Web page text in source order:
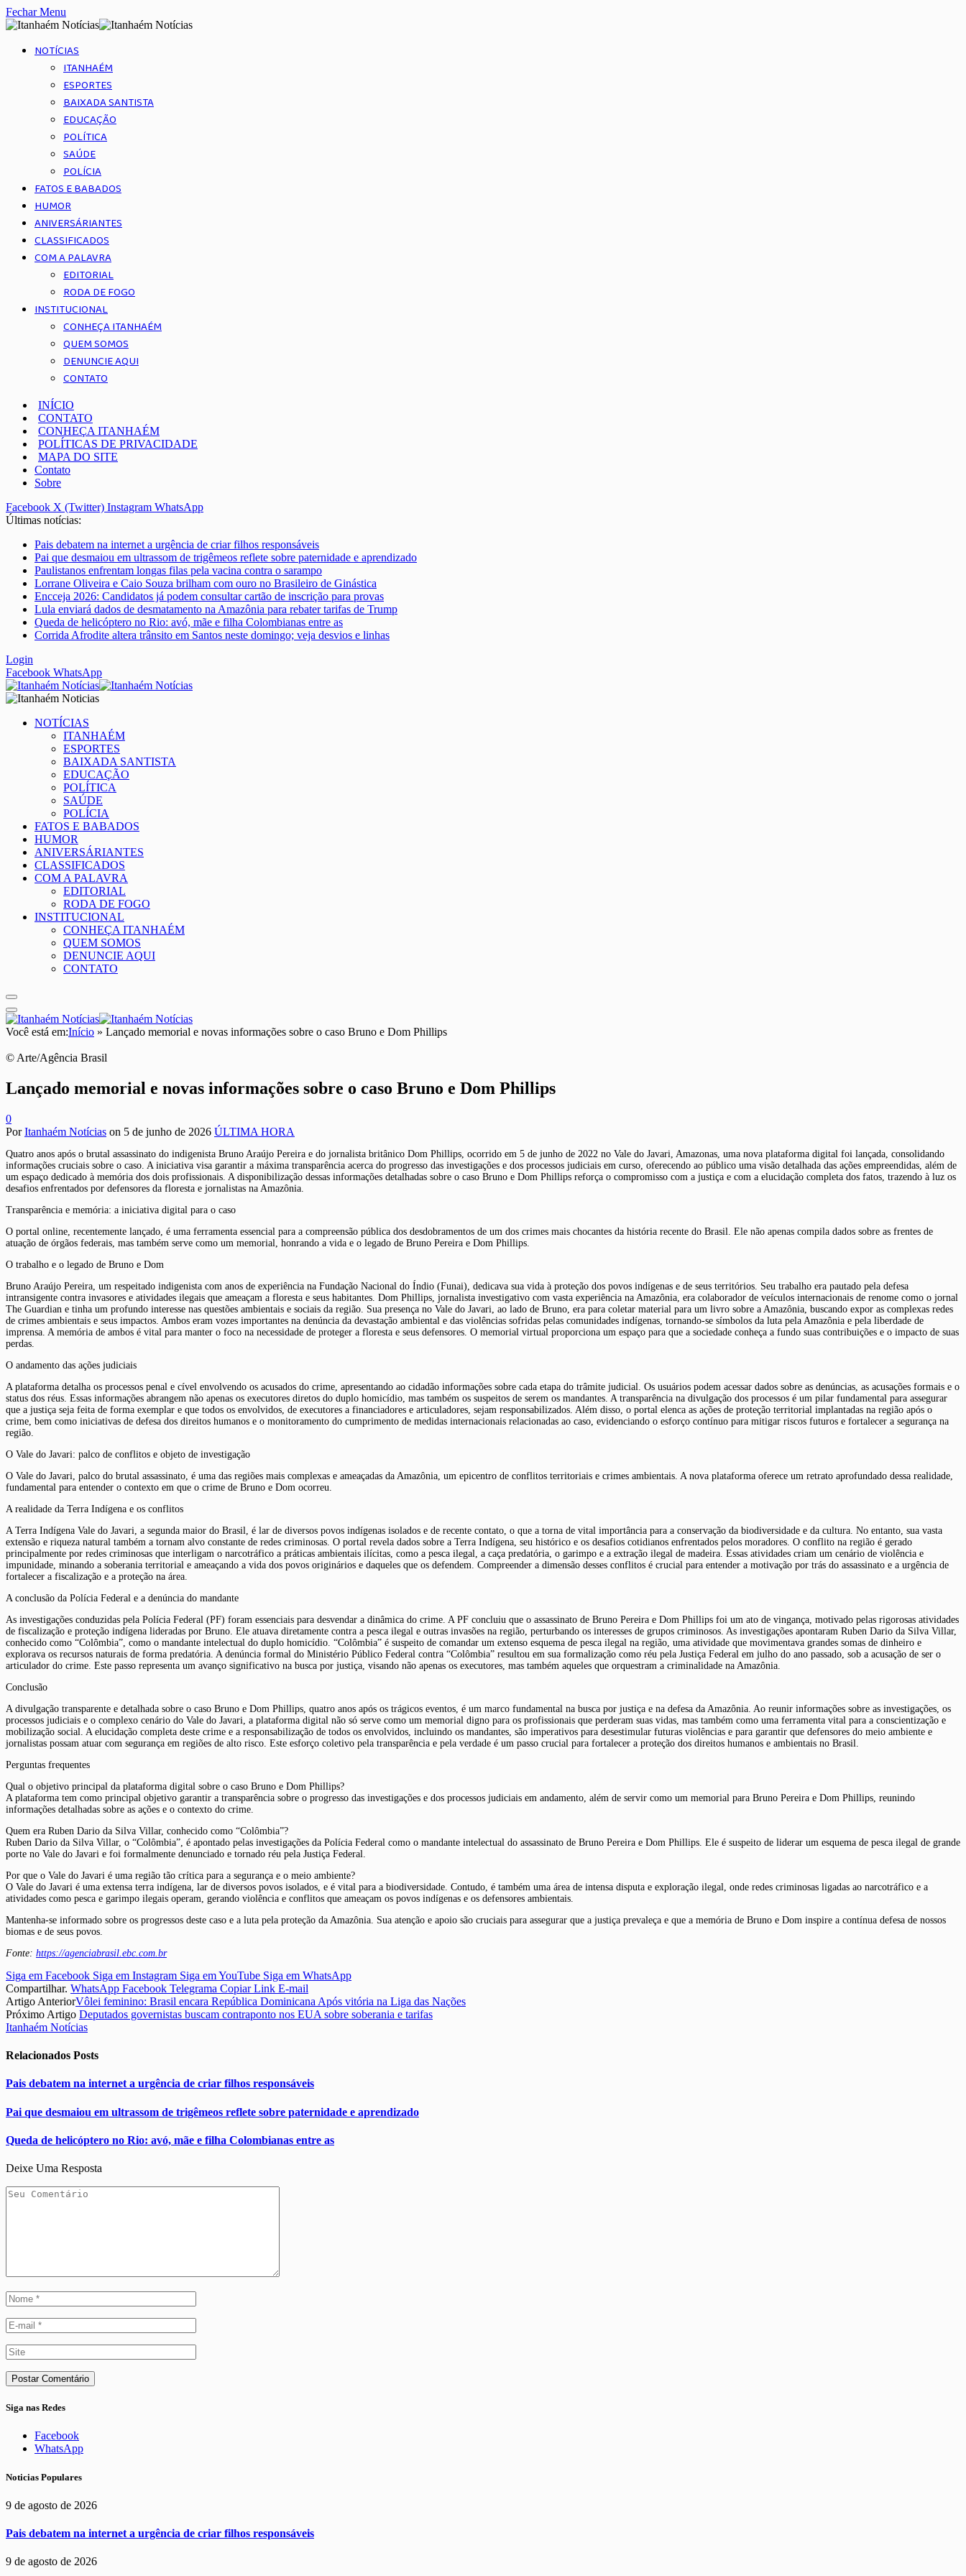
Fechar Menu
NOTÍCIAS
ITANHAÉM
ESPORTES
BAIXADA SANTISTA
EDUCAÇÃO
POLÍTICA
SAÚDE
POLÍCIA
FATOS E BABADOS
HUMOR
ANIVERSÁRIANTES
CLASSIFICADOS
COM A PALAVRA
EDITORIAL
RODA DE FOGO
INSTITUCIONAL
CONHEÇA ITANHAÉM
QUEM SOMOS
DENUNCIE AQUI
CONTATO
INÍCIO
CONTATO
CONHEÇA ITANHAÉM
POLÍTICAS DE PRIVACIDADE
MAPA DO SITE
Contato
Sobre
Facebook X (Twitter) Instagram WhatsApp
Últimas notícias:
Pais debatem na internet a urgência de criar filhos responsáveis
Pai que desmaiou em ultrassom de trigêmeos reflete sobre paternidade e aprendizado
Paulistanos enfrentam longas filas pela vacina contra o sarampo
Lorrane Oliveira e Caio Souza brilham com ouro no Brasileiro de Ginástica
Encceja 2026: Candidatos já podem consultar cartão de inscrição para provas
Lula enviará dados de desmatamento na Amazônia para rebater tarifas de Trump
Queda de helicóptero no Rio: avó, mãe e filha Colombianas entre as
Corrida Afrodite altera trânsito em Santos neste domingo; veja desvios e linhas
Login
Facebook WhatsApp
NOTÍCIAS
ITANHAÉM
ESPORTES
BAIXADA SANTISTA
EDUCAÇÃO
POLÍTICA
SAÚDE
POLÍCIA
FATOS E BABADOS
HUMOR
ANIVERSÁRIANTES
CLASSIFICADOS
COM A PALAVRA
EDITORIAL
RODA DE FOGO
INSTITUCIONAL
CONHEÇA ITANHAÉM
QUEM SOMOS
DENUNCIE AQUI
CONTATO
Você está em:Início » Lançado memorial e novas informações sobre o caso Bruno e Dom Phillips
© Arte/Agência Brasil
Lançado memorial e novas informações sobre o caso Bruno e Dom Phillips
0
PorItanhaém Notícias on 5 de junho de 2026 ÚLTIMA HORA
Quatro anos após o brutal assassinato do indigenista Bruno Araújo Pereira e do jornalista britânico Dom Phillips, ocorrido em 5 de junho de 2022 no Vale do Javari, Amazonas, uma nova plataforma digital foi lançada, consolidando
informações cruciais sobre o caso. A iniciativa visa garantir a máxima transparência acerca do progresso das investigações e dos processos judiciais em curso, oferecendo ao público uma visão detalhada das ações empreendidas, além de
um espaço dedicado à memória dos dois profissionais. A disponibilização dessas informações detalhadas sobre o caso Bruno e Dom Phillips reforça o compromisso com a justiça e com a elucidação completa dos fatos, trazendo à luz os
desafios enfrentados por defensores da floresta e jornalistas na Amazônia.
Transparência e memória: a iniciativa digital para o caso
O portal online, recentemente lançado, é uma ferramenta essencial para a compreensão pública dos desdobramentos de um dos crimes mais chocantes da história recente do Brasil. Ele não apenas compila dados sobre as frentes de
atuação de órgãos federais, mas também serve como um memorial, honrando a vida e o legado de Bruno Pereira e Dom Phillips.
O trabalho e o legado de Bruno e Dom
Bruno Araújo Pereira, um respeitado indigenista com anos de experiência na Fundação Nacional do Índio (Funai), dedicava sua vida à proteção dos povos indígenas e de seus territórios. Seu trabalho era pautado pela defesa
intransigente contra invasores e atividades ilegais que ameaçam a floresta e seus habitantes. Dom Phillips, jornalista investigativo com vasta experiência na Amazônia, era colaborador de veículos internacionais de renome como o jornal
The Guardian e tinha um profundo interesse nas questões ambientais e sociais da região. Sua presença no Vale do Javari, ao lado de Bruno, era para coletar material para um livro sobre a Amazônia, buscando expor as complexas redes
de crimes ambientais e seus impactos. Ambos eram vozes importantes na denúncia da devastação ambiental e das violências sofridas pelas comunidades indígenas, tornando-se símbolos da luta pela Amazônia e pela liberdade de
imprensa. A memória de ambos é vital para manter o foco na necessidade de proteger a floresta e seus defensores. O memorial virtual proporciona um espaço para que a sociedade conheça a fundo suas contribuições e o impacto de suas
perdas.
O andamento das ações judiciais
A plataforma detalha os processos penal e cível envolvendo os acusados do crime, apresentando ao cidadão informações sobre cada etapa do trâmite judicial. Os usuários podem acessar dados sobre as denúncias, as acusações formais e o
status dos réus. Essas informações abrangem não apenas os executores diretos do duplo homicídio, mas também os suspeitos de serem os mandantes. A transparência na divulgação dos processos é um pilar fundamental para assegurar
que a justiça seja feita de forma exemplar e que todos os envolvidos, de executores a financiadores e articuladores, sejam responsabilizados. Além disso, o portal elenca as ações de proteção territorial implantadas na região após o
crime, bem como iniciativas de defesa dos direitos humanos e o monitoramento do cumprimento de medidas internacionais relacionadas ao caso, evidenciando o esforço contínuo para mitigar riscos futuros e fortalecer a segurança na
região.
O Vale do Javari: palco de conflitos e objeto de investigação
O Vale do Javari, palco do brutal assassinato, é uma das regiões mais complexas e ameaçadas da Amazônia, um epicentro de conflitos territoriais e crimes ambientais. A nova plataforma oferece um retrato aprofundado dessa realidade,
fundamental para entender o contexto em que o crime de Bruno e Dom ocorreu.
A realidade da Terra Indígena e os conflitos
A Terra Indígena Vale do Javari, a segunda maior do Brasil, é lar de diversos povos indígenas isolados e de recente contato, o que a torna de vital importância para a conservação da biodiversidade e da cultura. No entanto, sua vasta
extensão e riqueza natural também a tornam alvo constante de redes criminosas. O portal revela dados sobre a Terra Indígena, seu histórico e os desafios cotidianos enfrentados pelos moradores. O conflito na região é gerado
principalmente por redes criminosas que interligam o narcotráfico a práticas ambientais ilícitas, como a pesca ilegal, a caça predatória, o garimpo e a extração ilegal de madeira. Essas atividades criam um cenário de violência e
impunidade, minando a soberania territorial e ameaçando a vida dos povos originários e daqueles que os defendem. Compreender a dimensão desses conflitos é crucial para entender a motivação por trás do assassinato e a urgência de
fortalecer a fiscalização e a proteção na área.
A conclusão da Polícia Federal e a denúncia do mandante
As investigações conduzidas pela Polícia Federal (PF) foram essenciais para desvendar a dinâmica do crime. A PF concluiu que o assassinato de Bruno Pereira e Dom Phillips foi um ato de vingança, motivado pelas rigorosas atividades
de fiscalização e proteção indígena lideradas por Bruno. Ele atuava diretamente contra a pesca ilegal e outras invasões na região, perturbando os interesses de grupos criminosos. As investigações apontaram Ruben Dario da Silva Villar,
conhecido como “Colômbia”, como o mandante intelectual do duplo homicídio. “Colômbia” é suspeito de comandar um extenso esquema de pesca ilegal na região, uma atividade que movimentava grandes somas de dinheiro e
explorava os recursos naturais de forma predatória. A denúncia formal do Ministério Público Federal contra “Colômbia” resultou em sua formalização como réu pela Justiça Federal em julho do ano passado, sob a acusação de ser o
articulador do crime. Este passo representa um avanço significativo na busca por justiça, visando não apenas os executores, mas também aqueles que orquestram a criminalidade na Amazônia.
Conclusão
A divulgação transparente e detalhada sobre o caso Bruno e Dom Phillips, quatro anos após os trágicos eventos, é um marco fundamental na busca por justiça e na defesa da Amazônia. Ao reunir informações sobre as investigações, os
processos judiciais e o complexo cenário do Vale do Javari, a plataforma digital não só serve como um memorial digno para os profissionais que perderam suas vidas, mas também como uma ferramenta vital para a conscientização e
mobilização social. A elucidação completa deste crime e a responsabilização de todos os envolvidos, incluindo os mandantes, são imperativos para desestimular futuras violências e para garantir que defensores do meio ambiente e
jornalistas possam atuar com segurança em regiões de alto risco. Este esforço coletivo pela transparência e pela verdade é um passo crucial para fortalecer a proteção dos direitos humanos e ambientais no Brasil.
Perguntas frequentes
Qual o objetivo principal da plataforma digital sobre o caso Bruno e Dom Phillips?
A plataforma tem como principal objetivo garantir a transparência sobre o progresso das investigações e dos processos judiciais em andamento, além de servir como um memorial para Bruno Pereira e Dom Phillips, reunindo
informações detalhadas sobre as ações e o contexto do crime.
Quem era Ruben Dario da Silva Villar, conhecido como “Colômbia”?
Ruben Dario da Silva Villar, o “Colômbia”, é apontado pelas investigações da Polícia Federal como o mandante intelectual do assassinato de Bruno Pereira e Dom Phillips. Ele é suspeito de liderar um esquema de pesca ilegal de grande
porte no Vale do Javari e foi formalmente denunciado e tornado réu pela Justiça Federal.
Por que o Vale do Javari é uma região tão crítica para a segurança e o meio ambiente?
O Vale do Javari é uma extensa terra indígena, lar de diversos povos isolados, e é vital para a biodiversidade. Contudo, é também uma área de intensa disputa e exploração ilegal, onde redes criminosas ligadas ao narcotráfico e a
atividades como pesca e garimpo ilegais operam, gerando violência e conflitos que ameaçam os povos indígenas e os defensores ambientais.
Mantenha-se informado sobre os progressos deste caso e a luta pela proteção da Amazônia. Sua atenção e apoio são cruciais para assegurar que a justiça prevaleça e que a memória de Bruno e Dom inspire a contínua defesa de nossos
biomas e de seus povos.
Fonte: https://agenciabrasil.ebc.com.br
Siga em Facebook Siga em Instagram Siga em YouTube Siga em WhatsApp
Compartilhar. WhatsApp Facebook Telegrama Copiar Link E-mail
Artigo AnteriorVôlei feminino: Brasil encara República Dominicana Após vitória na Liga das Nações
Próximo Artigo Deputados governistas buscam contraponto nos EUA sobre soberania e tarifas
Itanhaém Notícias
Relacionados Posts
Pais debatem na internet a urgência de criar filhos responsáveis
Pai que desmaiou em ultrassom de trigêmeos reflete sobre paternidade e aprendizado
Queda de helicóptero no Rio: avó, mãe e filha Colombianas entre as
Deixe Uma Resposta
Siga nas Redes
Facebook
WhatsApp
Noticias Populares
9 de agosto de 2026
Pais debatem na internet a urgência de criar filhos responsáveis
9 de agosto de 2026